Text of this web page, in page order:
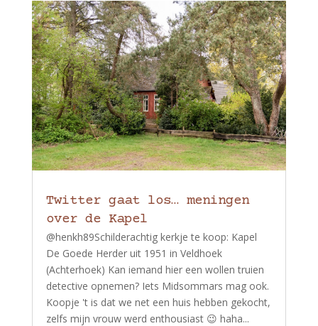
Twitter gaat los… meningen
over de Kapel
@henkh89Schilderachtig kerkje te koop: Kapel
De Goede Herder uit 1951 in Veldhoek
(Achterhoek) Kan iemand hier een wollen truien
detective opnemen? Iets Midsommars mag ook.
Koopje 't is dat we net een huis hebben gekocht,
zelfs mijn vrouw werd enthousiast 😉 haha...